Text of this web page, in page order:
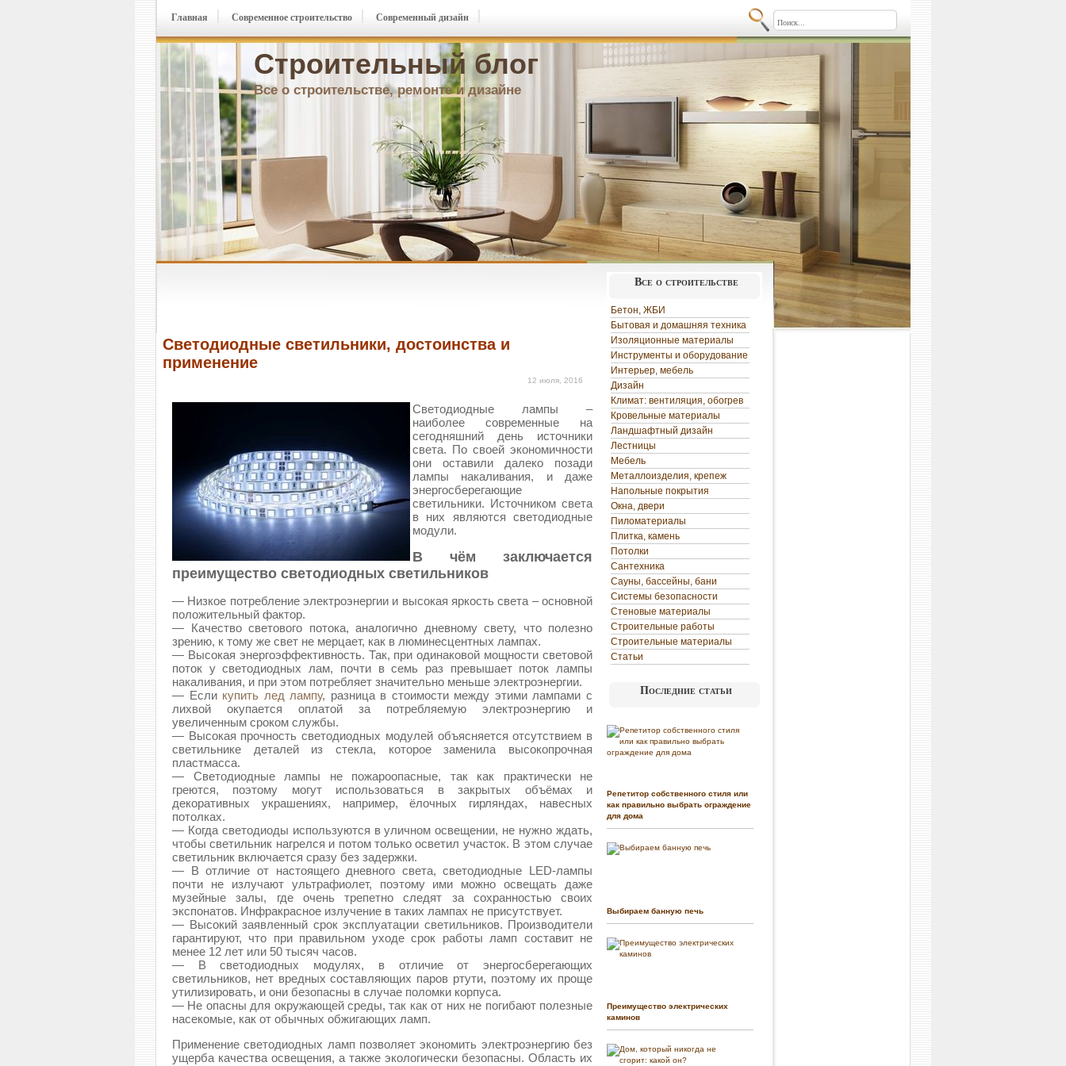
Строительный блог
Все о строительстве, ремонте и дизайне
Главная Современное строительство Современный дизайн
Светодиодные светильники, достоинства и
применение
12 июля, 2016
Светодиодные лампы –
наиболее современные на
сегодняшний день источники
света. По своей экономичности
они оставили далеко позади
лампы накаливания, и даже
энергосберегающие
светильники. Источником света
в них являются светодиодные
модули.
В чём заключается
преимущество светодиодных светильников
— Низкое потребление электроэнергии и высокая яркость света – основной
положительный фактор.
— Качество светового потока, аналогично дневному свету, что полезно
зрению, к тому же свет не мерцает, как в люминесцентных лампах.
— Высокая энергоэффективность. Так, при одинаковой мощности световой
поток у светодиодных лам, почти в семь раз превышает поток лампы
накаливания, и при этом потребляет значительно меньше электроэнергии.
— Если купить лед лампу, разница в стоимости между этими лампами с
лихвой окупается оплатой за потребляемую электроэнергию и
увеличенным сроком службы.
— Высокая прочность светодиодных модулей объясняется отсутствием в
светильнике деталей из стекла, которое заменила высокопрочная
пластмасса.
— Светодиодные лампы не пожароопасные, так как практически не
греются, поэтому могут использоваться в закрытых объёмах и
декоративных украшениях, например, ёлочных гирляндах, навесных
потолках.
— Когда светодиоды используются в уличном освещении, не нужно ждать,
чтобы светильник нагрелся и потом только осветил участок. В этом случае
светильник включается сразу без задержки.
— В отличие от настоящего дневного света, светодиодные LED-лампы
почти не излучают ультрафиолет, поэтому ими можно освещать даже
музейные залы, где очень трепетно следят за сохранностью своих
экспонатов. Инфракрасное излучение в таких лампах не присутствует.
— Высокий заявленный срок эксплуатации светильников. Производители
гарантируют, что при правильном уходе срок работы ламп составит не
менее 12 лет или 50 тысяч часов.
— В светодиодных модулях, в отличие от энергосберегающих
светильников, нет вредных составляющих паров ртути, поэтому их проще
утилизировать, и они безопасны в случае поломки корпуса.
— Не опасны для окружающей среды, так как от них не погибают полезные
насекомые, как от обычных обжигающих ламп.
Применение светодиодных ламп позволяет экономить электроэнергию без
ущерба качества освещения, а также экологически безопасны. Область их
Все о строительстве
Бетон, ЖБИ
Бытовая и домашняя техника
Изоляционные материалы
Инструменты и оборудование
Интерьер, мебель
Дизайн
Климат: вентиляция, обогрев
Кровельные материалы
Ландшафтный дизайн
Лестницы
Мебель
Металлоизделия, крепеж
Напольные покрытия
Окна, двери
Пиломатериалы
Плитка, камень
Потолки
Сантехника
Сауны, бассейны, бани
Системы безопасности
Стеновые материалы
Строительные работы
Строительные материалы
Статьи
Последние статьи
Репетитор собственного стиля или
как правильно выбрать ограждение
для дома
Выбираем банную печь
Преимущество электрических
каминов